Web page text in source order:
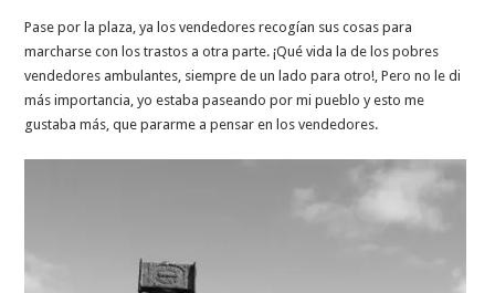
Pase por la plaza, ya los vendedores recogían sus cosas para
marcharse con los trastos a otra parte. ¡Qué vida la de los pobres
vendedores ambulantes, siempre de un lado para otro!, Pero no le di
más importancia, yo estaba paseando por mi pueblo y esto me
gustaba más, que pararme a pensar en los vendedores.